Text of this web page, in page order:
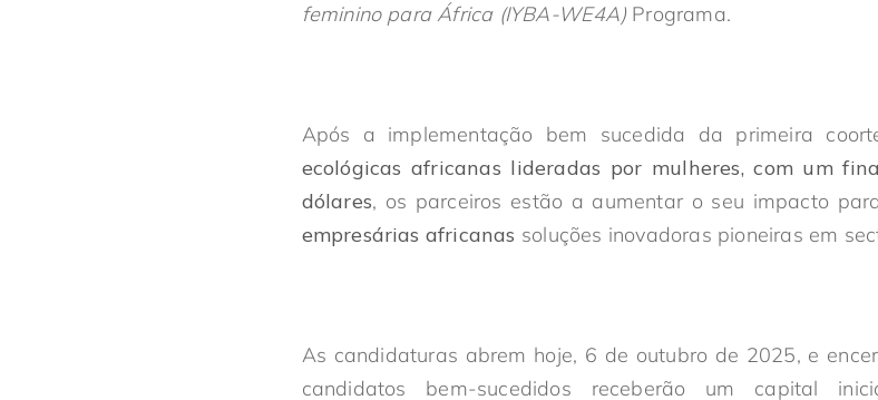
feminino para África (IYBA-WE4A)Programa.
Após a implementação bem sucedida da primeira
ecológicas africanas lideradas por mulheres, com um
dólares, os parceiros estão a aumentar o seu impacto
empresárias africanas soluções inovadoras pioneiras em
As candidaturas abrem hoje, 6 de outubro de 2025, e
candidatos bem-sucedidos receberão um capital